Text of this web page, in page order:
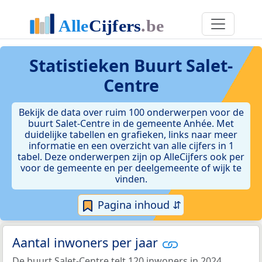
Statistieken Buurt Salet-
Centre
Bekijk de data over ruim 100 onderwerpen voor de
buurt Salet-Centre in de gemeente Anhée. Met
duidelijke tabellen en grafieken, links naar meer
informatie en een overzicht van alle cijfers in 1
tabel. Deze onderwerpen zijn op AlleCijfers ook per
voor de gemeente en per deelgemeente of wijk te
vinden.
Pagina inhoud ⇵
Aantal inwoners per jaar